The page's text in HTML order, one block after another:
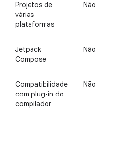
Projetos de
várias
plataformas
Não
Jetpack
Compose
Não
Compatibilidade
com plug-in do
compilador
Não